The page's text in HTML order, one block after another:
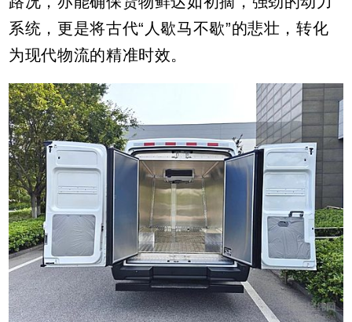
系统，更是将古代“人歇马不歇”的悲壮，转化
为现代物流的精准时效。